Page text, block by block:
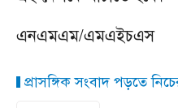
এনএমএম/এমএইচএস
প্রাসঙ্গিক সংবাদ পড়তে